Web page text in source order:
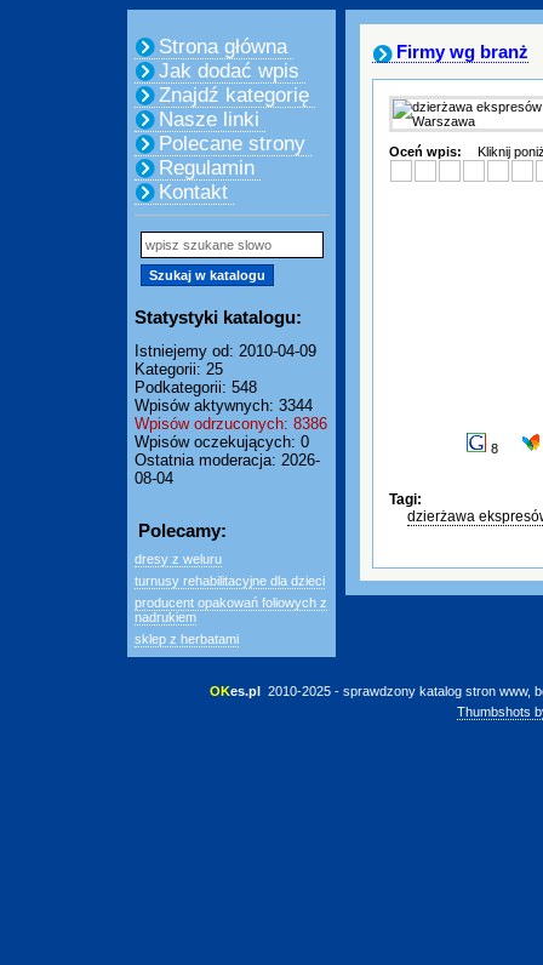
Strona główna
Jak dodać wpis
Znajdź kategorię
Nasze linki
Polecane strony
Regulamin
Kontakt
Statystyki katalogu:
Istniejemy od: 2010-04-09
Kategorii: 25
Podkategorii: 548
Wpisów aktywnych: 3344
Wpisów odrzuconych: 8386
Wpisów oczekujących: 0
Ostatnia moderacja: 2026-
08-04
Polecamy:
dresy z weluru
turnusy rehabilitacyjne dla dzieci
producent opakowań foliowych z
nadrukiem
sklep z herbatami
Firmy wg branż
Oceń wpis: Kliknij
8
Tagi:
dzierżawa
OKes.pl 2010-2025 - sprawdzony katalog stron www,
Thumbshots